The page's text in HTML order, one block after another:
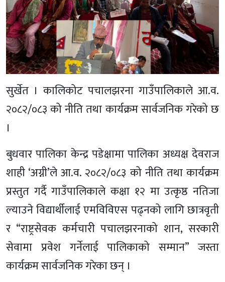
सुर्खेत । कालिकोट पचालझरना गाउँपालिकाले आ.व.
२०८२/०८३ को नीति तथा कार्यक्रम सार्वजनिक गरेको छ
।
बुधवार पालिका केन्द्र पडेक्षामा पालिका अध्यक्ष देवराज
शाही ‘अग्नी’ले आ.व. २०८२/०८३ को नीति तथा कार्यक्रम
प्रस्तुत गर्दै गाउँपालिकाले कक्षा १२ मा उत्कृष्ठ नतिजा
ल्याउने विद्यार्थीलाई एमविविएस पढ्नको लागि छात्रवृती
र “राष्ट्रसेवक कर्मचारी पचालझरनाको शान, सरकारी
सेवामा प्रवेश गर्नेलाई पालिकाको सम्मान” जस्ता
कार्यक्रम सार्वजनिक गरेका छन् ।